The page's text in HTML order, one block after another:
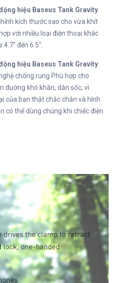
hiệu Baseus Tank Gravity
kích thước sao cho vừa khít
với nhiều loại điện thoại khác
đến 6.5".
hiệu Baseus Tank Gravity
chống rung Phù hợp cho
đường khó khăn, dằn sốc, vì
của bạn thật chắc chắn và hình
có thể dùng chúng khi chiếc điện